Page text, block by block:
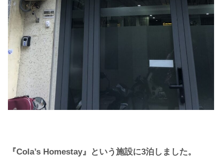
『Cola’s Homestay』という施設に3泊しました。